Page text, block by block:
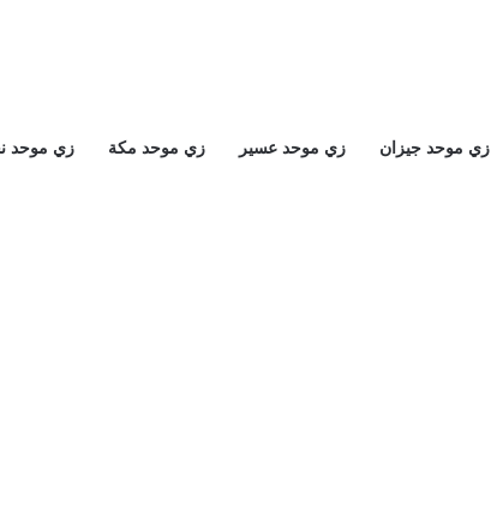
زي موحد جيزان زي موحد عسير زي موحد مكة زي موحد